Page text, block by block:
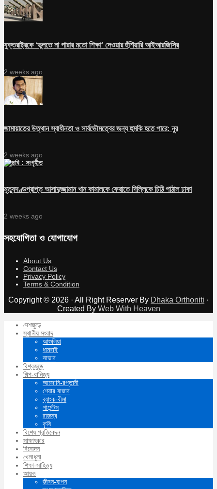
যুক্তরাষ্ট্রকে ‘ভুলতে না পারার মতো শিক্ষা’ দেওয়ার হুঁশিয়ারি আইআরজিসির
2 weeks ago
জামায়াতের উত্থান স্বাধীনতা ও সার্বভৌমত্বের জন্য হুমকি হতে পারে: নুর
2 weeks ago
মৃত্যুদণ্ডপ্রাপ্ত আসাদুজ্জামান খান কামালকে ফেরাতে দিল্লিকে চিঠি পাঠাল ঢাকা
2 weeks ago
সহযোগিতা ও যোগাযোগ
About Us
Contact Us
Privacy Policy
Terms & Condition
Copyright © 2026 · All Right Reserver By Dhaka Orthoniti ·
Created By Web With Heaven
দেশজুড়ে
স্থানীয় সংবাদ
আশুলিয়া
ধামরাই
সাভার
বিশ্বজুড়ে
শিল্প-বানিজ্য
আমদানি-রপ্তানী
শেয়ার বাজার
ব্যাংক-বীমা
গার্মেন্টস
রাজস্ব
কৃষি
বিশেষ প্রতিবেদন
সাক্ষাৎকার
বিনোদন
খেলাধুলা
শিক্ষা-সাহিত্য
আরও
জীবন-যাপন